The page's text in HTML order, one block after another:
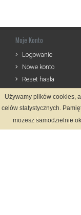
Moje Konto
Logowanie
Nowe konto
Reset hasła
Informacje
Zasady Rejestracji
Używamy plików cookies,
celów statystycznych.
możesz samodzielnie